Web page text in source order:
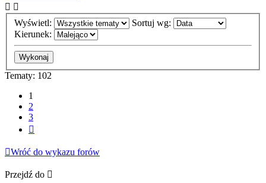
Wyświetl:
Sortuj wg:
Kierunek:
Tematy: 102
1
2
3
Wróć do wykazu forów
Przejdź do